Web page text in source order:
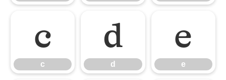
c
c
d
d
e
e